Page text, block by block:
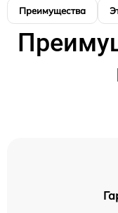
Преимущества